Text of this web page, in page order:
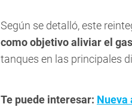
Según se detalló, este
como objetivo aliviar el
tanques en las principales
Te puede interesar: Nueva